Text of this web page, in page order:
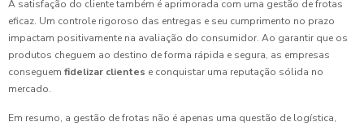
A satisfação do cliente também é aprimorada com uma gestão de frotas
eficaz. Um controle rigoroso das entregas e seu cumprimento no prazo
impactam positivamente na avaliação do consumidor. Ao garantir que os
produtos cheguem ao destino de forma rápida e segura, as empresas
conseguem fidelizar clientes e conquistar uma reputação sólida no
mercado.
Em resumo, a gestão de frotas não é apenas uma questão de logística,